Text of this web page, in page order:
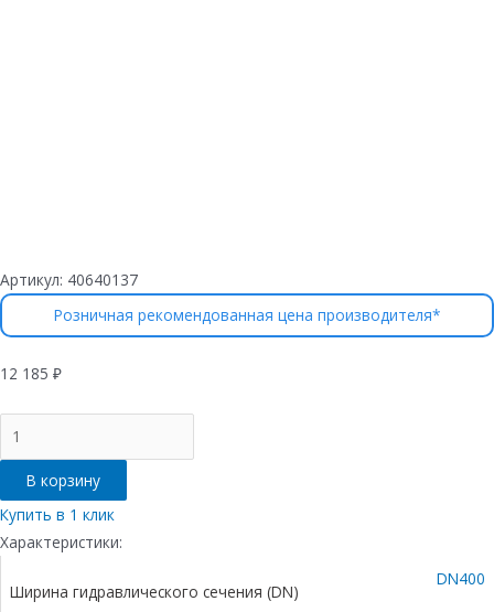
Артикул: 40640137
Розничная рекомендованная цена производителя*
12 185 ₽
товара
Лоток
водоотводный
бетонный
коробчатый
(СО-400мм),
чугунной
В корзину
Купить в 1 клик
Характеристики:
Ширина гидравлического сечения (DN)
DN400